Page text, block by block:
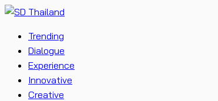
Trending
Dialogue
Experience
Innovative
Creative